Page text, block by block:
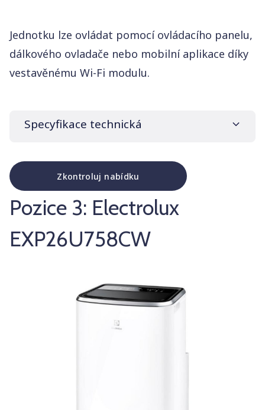
Jednotku lze ovládat pomocí ovládacího panelu,
dálkového ovladače nebo mobilní aplikace díky
vestavěnému Wi-Fi modulu.
Specyfikace technická
Značka a model
Olimpia Splendid Dolceclima AirPro 13 A+
WiFi
Cena
15 990 Kč
Výkon chladicí (chlazení)
Zkontroluj nabídku
Pozice 3: Electrolux
EXP26U758CW